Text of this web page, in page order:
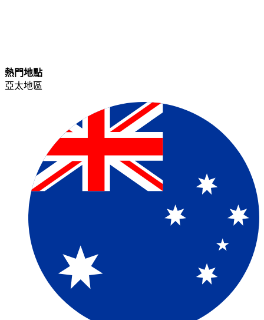
熱門地點​​
亞太地區​​